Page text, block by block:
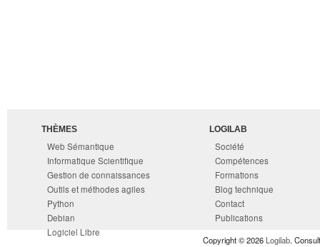
THÈMES
Web Sémantique
Informatique Scientifique
Gestion de connaissances
Outils et méthodes agiles
Python
Debian
Logiciel Libre
LOGILAB
Société
Compétences
Formations
Blog technique
Contact
Publications
Copyright © 2026 Logilab.